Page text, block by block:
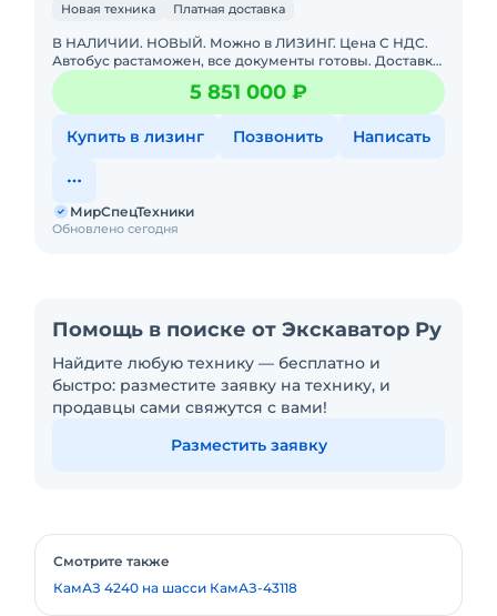
Новая техника Платная доставка
В НАЛИЧИИ. НОВЫЙ. Можно в ЛИЗИНГ. Цена С НДС.
Автобус растаможен, все документы готовы. Доставка
до базы или объекта. ООО "МирСпецТехники" является
мультибрендо
5 851 000 ₽
Купить в лизинг Позвонить Написать
Обновлено сегодня
МирСпецТехники
Помощь в поиске от Экскаватор Ру
Найдите любую технику — бесплатно и
быстро: разместите заявку на технику, и
продавцы сами свяжутся с вами!
Разместить заявку
Смотрите также
КамАЗ 4240 на шасси КамАЗ-43118